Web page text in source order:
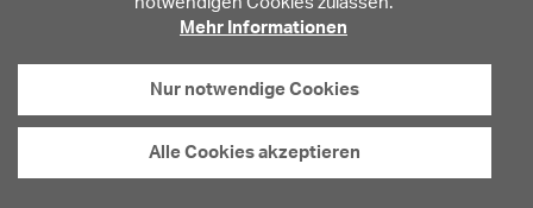
Mehr Informationen
Nur notwendige Cookies
Alle Cookies akzeptieren